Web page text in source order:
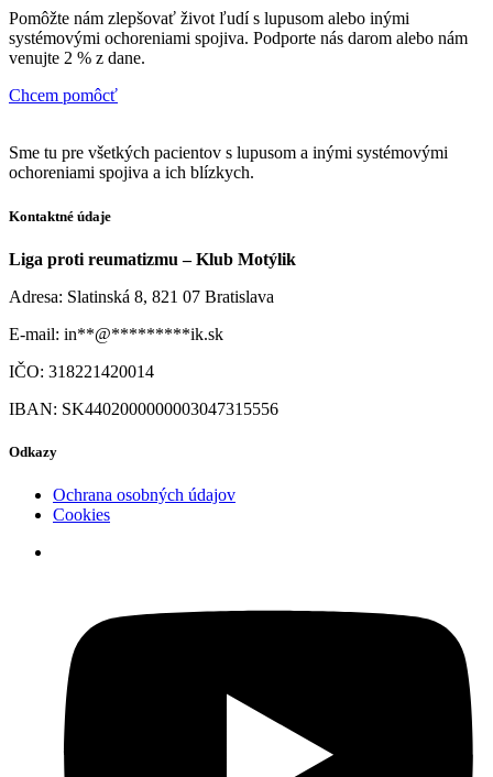
Pomôžte nám zlepšovať život ľudí s lupusom alebo inými
systémovými ochoreniami spojiva. Podporte nás darom alebo nám
venujte 2 % z dane.
Chcem pomôcť
Sme tu pre všetkých pacientov s lupusom a inými systémovými
ochoreniami spojiva a ich blízkych.
Kontaktné údaje
Liga proti reumatizmu – Klub Motýlik
Adresa: Slatinská 8, 821 07 Bratislava
E-mail: in**@*********ik.sk
IČO: 318221420014
IBAN: SK4402000000003047315556
Odkazy
Ochrana osobných údajov
Cookies